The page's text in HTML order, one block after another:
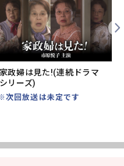
家政婦は見た!(連続ドラマ
シリーズ)
次回放送は未定です